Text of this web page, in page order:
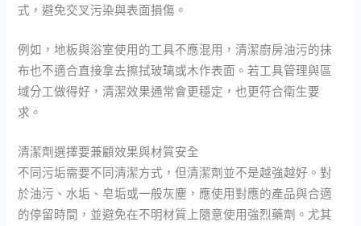
式，避免交叉污染與表面損傷。
例如，地板與浴室使用的工具不應混用，清潔廚房油污的抹
布也不適合直接拿去擦拭玻璃或木作表面。若工具管理與區
域分工做得好，清潔效果通常會更穩定，也更符合衛生要
求。
清潔劑選擇要兼顧效果與材質安全
不同污垢需要不同清潔方式，但清潔劑並不是越強越好。對
於油污、水垢、皂垢或一般灰塵，應使用對應的產品與合適
的停留時間，並避免在不明材質上隨意使用強烈藥劑。尤其